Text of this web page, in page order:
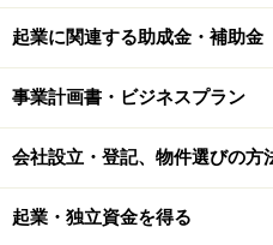
起業に関連する助成金・補助金
事業計画書・ビジネスプラン
会社設立・登記、物件選びの方
起業・独立資金を得る